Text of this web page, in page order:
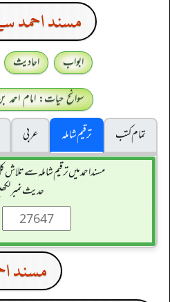
مسند احمد
ابواب احادیث
سوانح حیات: امام احمد
تمام کتب
ترقیم شاملہ عربی
مسند احمد میں ترقیم شاملہ سے تلاش کل
حدیث نمبر
مسند